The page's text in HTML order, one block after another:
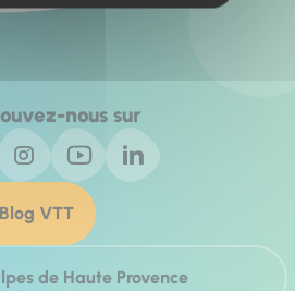
nous sur
VTT
de Haute Provence